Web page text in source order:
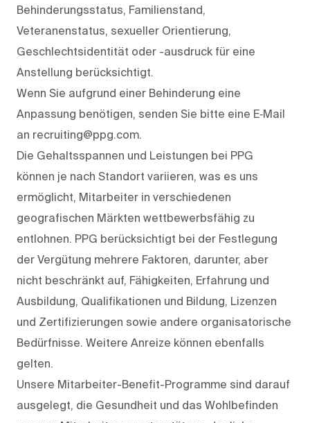
Behinderungsstatus, Familienstand,
Veteranenstatus, sexueller Orientierung,
Geschlechtsidentität oder -ausdruck für eine
Anstellung berücksichtigt.
Wenn Sie aufgrund einer Behinderung eine
Anpassung benötigen, senden Sie bitte eine E‑Mail
an recruiting@ppg.com.
Die Gehaltsspannen und Leistungen bei PPG
können je nach Standort variieren, was es uns
ermöglicht, Mitarbeiter in verschiedenen
geografischen Märkten wettbewerbsfähig zu
entlohnen. PPG berücksichtigt bei der Festlegung
der Vergütung mehrere Faktoren, darunter, aber
nicht beschränkt auf, Fähigkeiten, Erfahrung und
Ausbildung, Qualifikationen und Bildung, Lizenzen
und Zertifizierungen sowie andere organisatorische
Bedürfnisse. Weitere Anreize können ebenfalls
gelten.
Unsere Mitarbeiter-Benefit-Programme sind darauf
ausgelegt, die Gesundheit und das Wohlbefinden